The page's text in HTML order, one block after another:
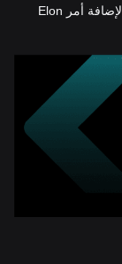
في شريط التنقل العلوي لإضافة أمر Elon